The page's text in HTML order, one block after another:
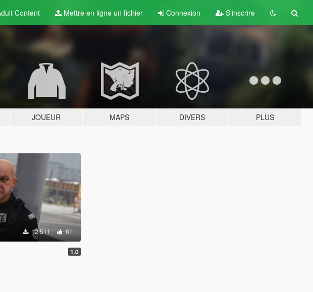
Content Mettre en ligne un fichier Connexion S'inscrire
JOUEUR MAPS DIVERS PLUS
12 511 61
1.0